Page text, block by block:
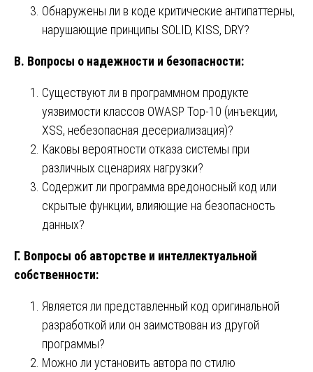
Обнаружены ли в коде критические антипаттерны,
нарушающие принципы SOLID, KISS, DRY?
В. Вопросы о надежности и безопасности:
Существуют ли в программном продукте
уязвимости классов OWASP Top-10 (инъекции,
XSS, небезопасная десериализация)?
Каковы вероятности отказа системы при
различных сценариях нагрузки?
Содержит ли программа вредоносный код или
скрытые функции, влияющие на безопасность
данных?
Г. Вопросы об авторстве и интеллектуальной
собственности:
Является ли представленный код оригинальной
разработкой или он заимствован из другой
программы?
Можно ли установить автора по стилю